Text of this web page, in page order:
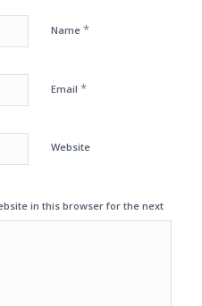
Name *
Email *
Website
in this browser for the next